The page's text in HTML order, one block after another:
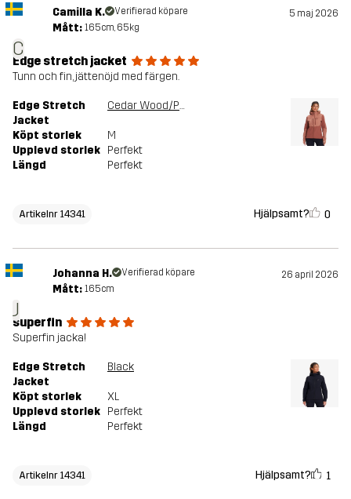
C
Camilla K. Verifierad köpare 5 maj 2026
Mått: 165cm, 65kg
Edge stretch jacket
Tunn och fin, jättenöjd med färgen.
Edge Stretch
Jacket
Cedar Wood/Pink Mahogany
Köpt storlek
M
Upplevd storlek Perfekt
Längd
Perfekt
Artikelnr 14341 Hjälpsamt? 0
J
Johanna H. Verifierad köpare 26 april 2026
Mått: 165cm
superfin
Superfin jacka!
Edge Stretch
Jacket
Black
Köpt storlek
XL
Upplevd storlek Perfekt
Längd
Perfekt
Artikelnr 14341 Hjälpsamt? 1